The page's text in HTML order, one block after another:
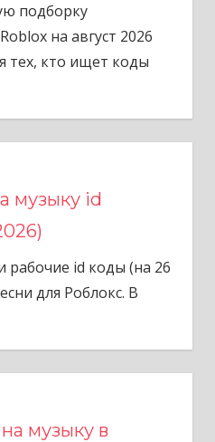
подборку
на август 2026
тех, кто ищет коды
музыку id
id коды (на 26
для Роблокс. В
музыку в